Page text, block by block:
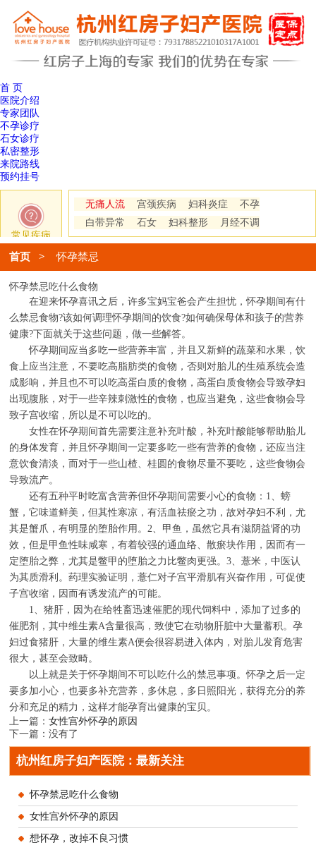
首 页
医院介绍
专家团队
不孕诊疗
石女诊疗
私密整形
来院路线
预约挂号
常见疾病
无痛人流 宫颈疾病 妇科炎症
不孕
白带异常
石女 妇科整形 月经不调
首页> 怀孕禁忌
怀孕禁忌吃什么食物
在迎来怀孕喜讯之后，许多宝妈宝爸会产生担忧，怀孕期间有什
么禁忌食物?该如何调理怀孕期间的饮食?如何确保母体和孩子的营养
健康?下面就关于这些问题，做一些解答。
怀孕期间应当多吃一些营养丰富，并且又新鲜的蔬菜和水果，饮
食上应当注意，不要吃高脂肪类的食物，否则对胎儿的生殖系统会造
成影响，并且也不可以吃高蛋白质的食物，高蛋白质食物会导致孕妇
出现腹胀，对于一些辛辣刺激性的食物，也应当避免，这些食物会导
致子宫收缩，所以是不可以吃的。
女性在怀孕期间首先需要注意补充叶酸，补充叶酸能够帮助胎儿
的身体发育，并且怀孕期间一定要多吃一些有营养的食物，还应当注
意饮食清淡，而对于一些山楂、桂圆的食物尽量不要吃，这些食物会
导致流产。
还有五种平时吃富含营养但怀孕期间需要小心的食物：1、螃
蟹，它味道鲜美，但其性寒凉，有活血祛瘀之功，故对孕妇不利，尤
其是蟹爪，有明显的堕胎作用。2、甲鱼，虽然它具有滋阴益肾的功
效，但是甲鱼性味咸寒，有着较强的通血络、散瘀块作用，因而有一
定堕胎之弊，尤其是鳖甲的堕胎之力比鳖肉更强。3、薏米，中医认
为其质滑利。药理实验证明，薏仁对子宫平滑肌有兴奋作用，可促使
子宫收缩，因而有诱发流产的可能。
1、猪肝，因为在给牲畜迅速催肥的现代饲料中，添加了过多的
催肥剂，其中维生素A含量很高，致使它在动物肝脏中大量蓄积。孕
妇过食猪肝，大量的维生素A便会很容易进入体内，对胎儿发育危害
很大，甚至会致畸。
以上就是关于怀孕期间不可以吃什么的禁忌事项。怀孕之后一定
要多加小心，也要多补充营养，多休息，多日照阳光，获得充分的养
分和充足的精力，这样才能孕育出健康的宝贝。
上一篇：女性宫外怀孕的原因
下一篇：没有了
杭州红房子妇产医院：最新关注
怀孕禁忌吃什么食物
女性宫外怀孕的原因
想怀孕，改掉不良习惯